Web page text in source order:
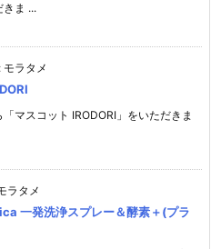
きま ...
: モラタメ
マスコット IRODORI」をいただきま
ラタメ
一発洗浄スプレー＆酵素＋(プラ